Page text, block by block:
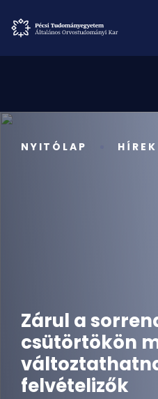
NYITÓLAP HÍREK
Zárul a
csütörtökön
felvételizők